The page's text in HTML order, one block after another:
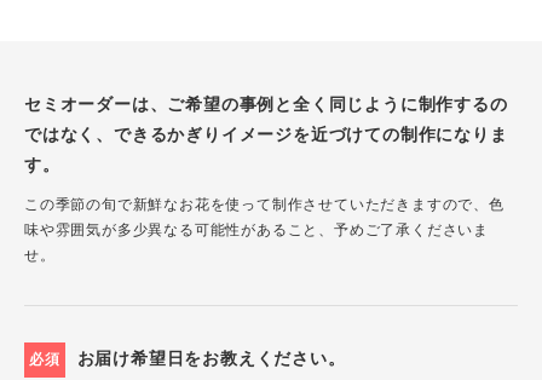
セミオーダーは、ご希望の事例と全く同じように制作するの
ではなく、できるかぎりイメージを近づけての制作になりま
す。
この季節の旬で新鮮なお花を使って制作させていただきますので、色
味や雰囲気が多少異なる可能性があること、予めご了承くださいま
せ。
必須 お届け希望日をお教えください。